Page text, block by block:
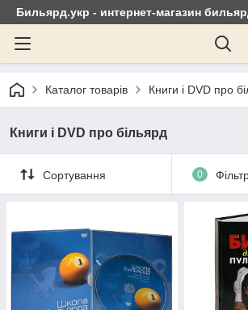
Бильярд.укр - интернет-магазин
Каталог товарів Книги і DVD про
Книги і DVD про більярд
Сортування 0